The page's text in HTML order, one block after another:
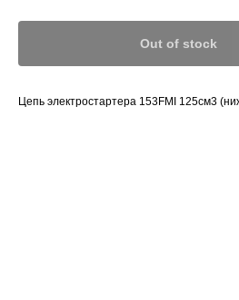
Out of stock
Цепь электростартера 153FMI 125см3